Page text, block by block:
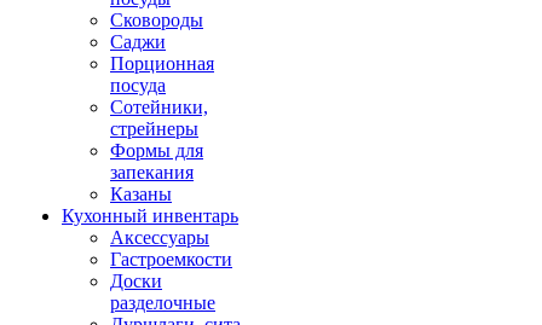
Сковороды
Саджи
Порционная
посуда
Сотейники,
стрейнеры
Формы для
запекания
Казаны
Кухонный инвентарь
Аксессуары
Гастроемкости
Доски
разделочные